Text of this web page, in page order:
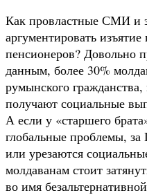
Как провластные СМИ и
аргументировать
пенсионеров? Довольно
данным, более 30%
румынского
получают социальные
А если у «старшего
глобальные проблемы,
или урезаются
молдаванам стоит
во имя